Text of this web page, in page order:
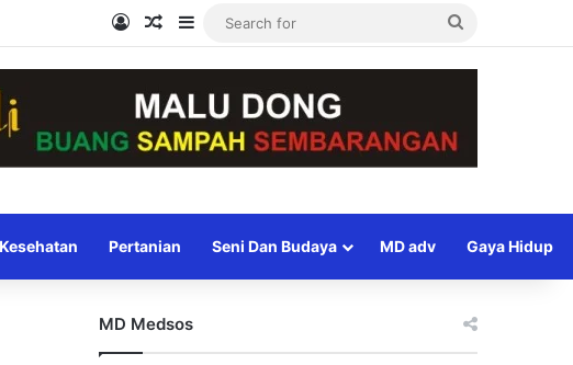
Log InRandom Article
Sidebar
Kesehatan Pertanian Seni Dan Budaya MD adv Gaya Hidup
MD Medsos